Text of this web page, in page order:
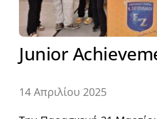
Junior
14 Απριλίου 2025